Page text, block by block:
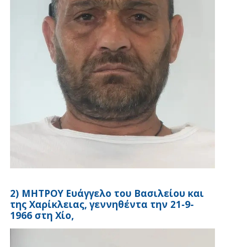
2) ΜΗΤΡΟΥ Ευάγγελο του Βασιλείου και
της Χαρίκλειας, γεννηθέντα την 21-9-
1966 στη Χίο,